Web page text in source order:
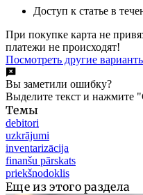
Доступ к статье в
При покупке карта не
платежи не происходят!
Посмотреть другие
Вы заметили ошибку?
Выделите текст и нажмите
Темы
debitori
uzkrājumi
inventarizācija
finanšu pārskats
priekšnodoklis
Еще из этого раздела